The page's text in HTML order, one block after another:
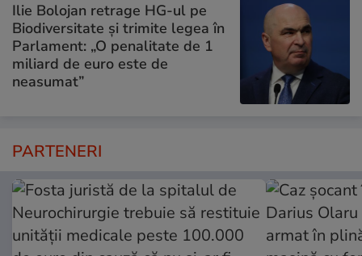
Ilie Bolojan retrage HG-ul pe
Biodiversitate și trimite legea în
Parlament: „O penalitate de 1
miliard de euro este de
neasumat”
PARTENERI